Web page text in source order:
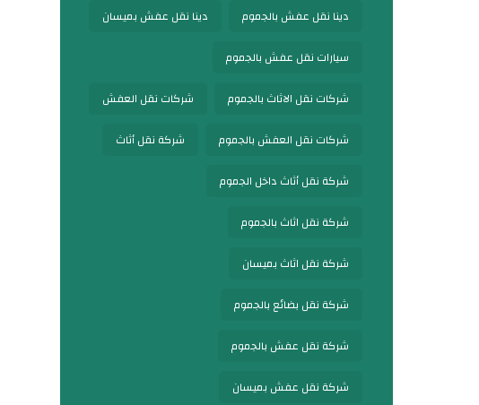
دينا نقل عفش بالجموم دينا نقل عفش بميسان
سيارات نقل عفش بالجموم
شركات نقل الاثاث بالجموم شركات نقل العفش
شركات نقل العفش بالجموم شركة نقل أثاث
شركة نقل أثاث داخل الجموم
شركة نقل اثاث بالجموم
شركة نقل اثاث بميسان
شركة نقل بضائع بالجموم
شركة نقل عفش بالجموم
شركة نقل عفش بميسان